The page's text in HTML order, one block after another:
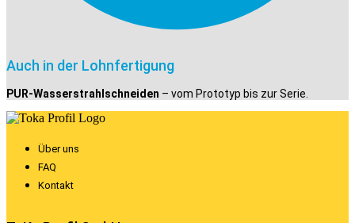
Auch in der Lohnfertigung
PUR-Wasserstrahlschneiden – vom Prototyp bis zur Serie.
Über uns
FAQ
Kontakt